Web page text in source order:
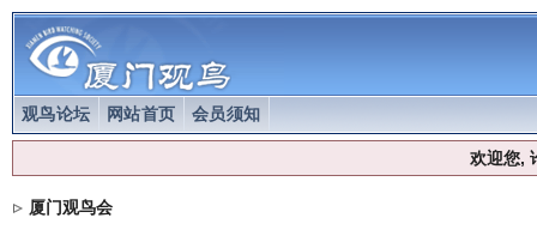
观鸟论坛 网站首页 会员须知
欢迎您,
厦门观鸟会